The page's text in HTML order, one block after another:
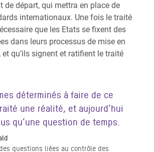
de départ, qui mettra en place de
internationaux. Une fois le traité
que les Etats se fixent des
dans leurs processus de mise en
qu’ils signent et ratifient le traité
déterminés à faire de ce
une réalité, et aujourd’hui
qu’une question de temps.
questions liées au contrôle des